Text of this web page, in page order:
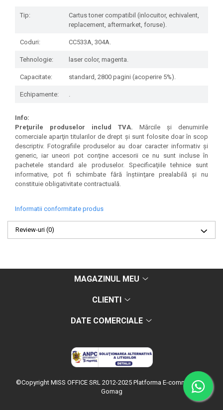
Tip:
Cartus toner compatibil (inlocuitor, echivalent,
replacement, aftermarket, foruse).
Coduri: CC533A, 304A.
Tehnologie: laser color, magenta.
Capacitate: standard, 2800 pagini (acoperire 5%).
Echipamente: .
Info:
Preţurile produselor includ TVA. Mărcile şi denumirile
comerciale aparţin titularilor de drept şi sunt folosite doar în scop
descriptiv. Fotografiile produselor au doar caracter informativ şi
generic, iar uneori pot conţine accesorii ce nu sunt incluse în
pachetele standard ale produselor. Specificaţiile tehnice sunt
informative, pot fi schimbate fără înştiinţare prealabilă şi nu
constituie obligativitate contractuală.
Informatii conformitate produs
Review-uri (0)
MAGAZINUL MEU
CLIENTI
DATE COMERCIALE
©Copyright MISS OFFICE SRL 2012-2025 Platforma E-commerce by
Gomag